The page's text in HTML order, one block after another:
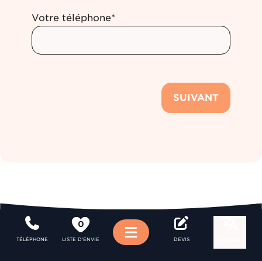
Votre téléphone*
SUIVANT
TÉLÉPHONE
0
LISTE D'ENVIE Menu DEVIS